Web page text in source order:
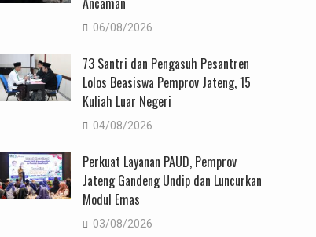
06/08/2026
73 Santri dan Pengasuh Pesantren
Lolos Beasiswa Pemprov Jateng, 15
Kuliah Luar Negeri
04/08/2026
Perkuat Layanan PAUD, Pemprov
Jateng Gandeng Undip dan Luncurkan
Modul Emas
03/08/2026